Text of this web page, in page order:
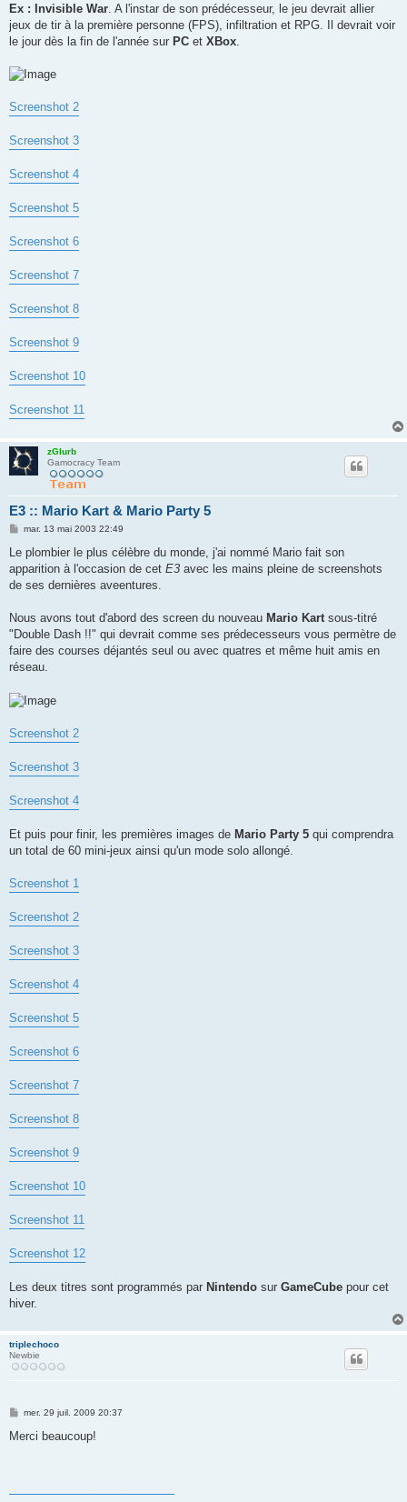
a
g
Ex : Invisible War . A l'instar de son prédécesseur, le jeu devrait allier
jeux de tir à la première personne (FPS), infiltration et RPG. Il devrait voir
le jour dès la fin de l'année sur PC et XBox
Screenshot 2
Screenshot 3
Screenshot 4
Screenshot 5
Screenshot 6
Screenshot 7
Screenshot 8
Screenshot 9
Screenshot 10
Screenshot 11
zGlurb
Gamocracy Team
E3 :: Mario Kart & Mario Party 5
M
s
a
g
mar. 13 mai 2003 22:49
Le plombier le plus célèbre du monde, j'ai nommé Mario fait son
apparition à l'occasion de cet E3 avec les mains pleine de screenshots
de ses dernières aveentures.
Nous avons tout d'abord des screen du nouveau Mario Kart sous-titré
"Double Dash !!" qui devrait comme ses prédecesseurs vous permètre de
faire des courses déjantés seul ou avec quatres et même huit amis en
réseau.
Screenshot 2
Screenshot 3
Screenshot 4
Et puis pour finir, les premières images de Mario Party 5 qui comprendra
un total de 60 mini-jeux ainsi qu'un mode solo allongé.
Screenshot 1
Screenshot 2
Screenshot 3
Screenshot 4
Screenshot 5
Screenshot 6
Screenshot 7
Screenshot 8
Screenshot 9
Screenshot 10
Screenshot 11
Screenshot 12
Les deux titres sont programmés par Nintendo sur GameCube pour cet
hiver.
triplechoco
Newbie
M
s
mer. 29 juil. 2009 20:37
Merci beaucoup!